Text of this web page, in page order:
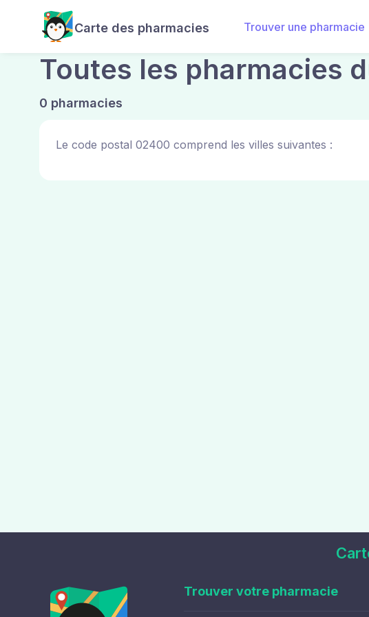
Carte des pharmacies Trouver une pharmacie
Toutes les pharmacies
0 pharmacies
Le code postal 02400 comprend les villes suivantes :
Trouver votre pharmacie